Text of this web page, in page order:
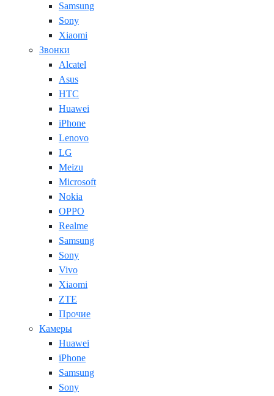
Samsung
Sony
Xiaomi
Звонки
Alcatel
Asus
HTC
Huawei
iPhone
Lenovo
LG
Meizu
Microsoft
Nokia
OPPO
Realme
Samsung
Sony
Vivo
Xiaomi
ZTE
Прочие
Камеры
Huawei
iPhone
Samsung
Sony